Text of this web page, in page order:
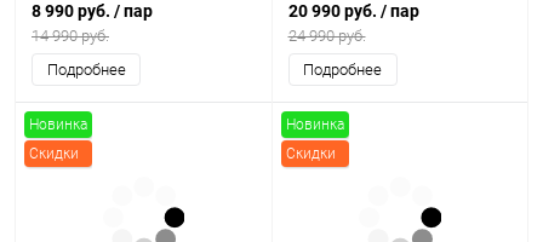
8 990 руб. / пар
14 990 руб.
Подробнее
20 990 руб. / пар
24 990 руб.
Подробнее
Новинка
Скидки
Новинка
Скидки